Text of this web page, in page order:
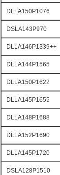
DLLA150P1076
DSLA143P970
DLLA146P1339++
DLLA144P1565
DLLA150P1622
DLLA145P1655
DLLA148P1688
DLLA152P1690
DLLA145P1720
DSLA128P1510